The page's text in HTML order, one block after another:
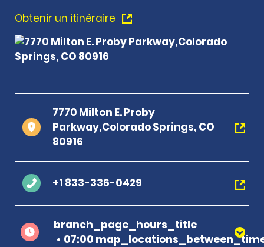
Obtenir un itinéraire
7770 Milton E. Proby
Parkway,Colorado Springs, CO
80916
+1 833-336-0429
branch_page_hours_title
07:00